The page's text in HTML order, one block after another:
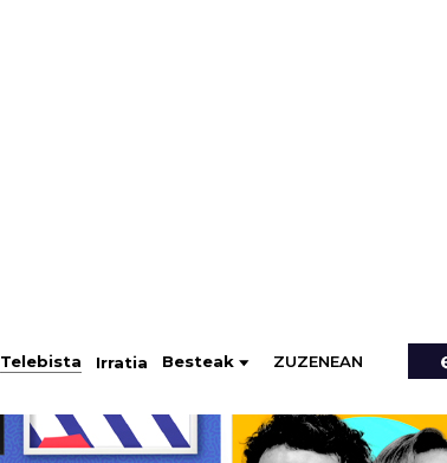
Telebista Irratia Besteak ZUZENEAN